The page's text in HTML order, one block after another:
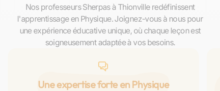
Nos professeurs Sherpas à Thionville redéfinissent
l'apprentissage en Physique. Joignez-vous à nous pour
une expérience éducative unique, où chaque leçon est
soigneusement adaptée à vos besoins.
Une expertise forte en Physique